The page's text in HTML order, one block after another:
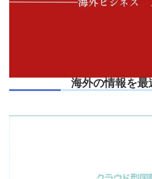
海外の情報を最